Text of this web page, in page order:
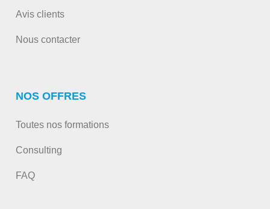
Avis clients
Nous contacter
NOS OFFRES
Toutes nos formations
Consulting
FAQ